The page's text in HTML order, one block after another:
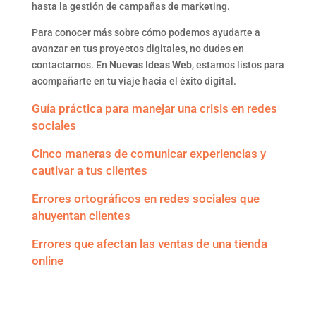
hasta la gestión de campañas de marketing.
Para conocer más sobre cómo podemos ayudarte a
avanzar en tus proyectos digitales, no dudes en
contactarnos. En Nuevas Ideas Web, estamos listos para
acompañarte en tu viaje hacia el éxito digital.
Guía práctica para manejar una crisis en redes
sociales
Cinco maneras de comunicar experiencias y
cautivar a tus clientes
Errores ortográficos en redes sociales que
ahuyentan clientes
Errores que afectan las ventas de una tienda
online